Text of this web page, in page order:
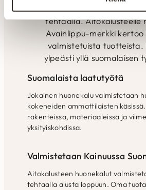
huonekalut
tehtaalla. Aitokalusteelle
Avainlippu-merkki kertoo
valmistetuista tuotteista.
ylpeästi yllä suomalaisen
Suomalaista laatutyötä
Jokainen huonekalu valmistetaan
kokeneiden ammattilaisten
rakenteissa, materiaaleissa ja
yksityiskohdissa.
Valmistetaan Kainuussa
Aitokalusteen huonekalut
tehtaalla alusta loppuun. Oma